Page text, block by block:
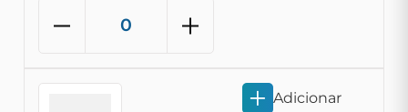
Adicionar